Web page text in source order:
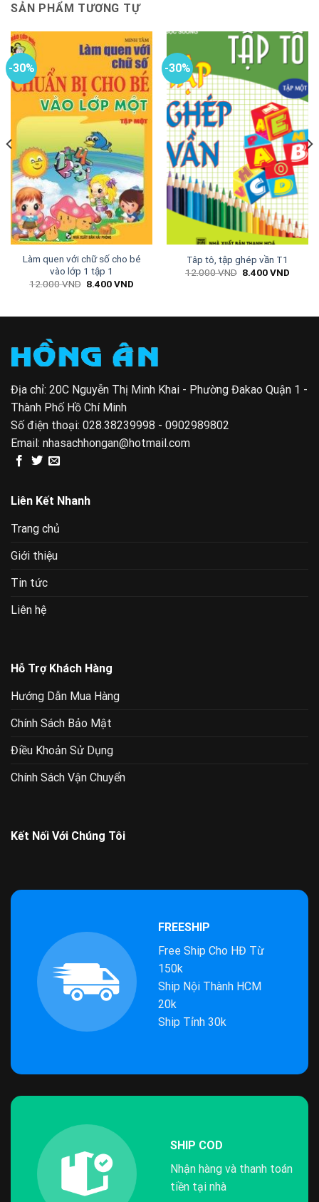
SẢN PHẨM TƯƠNG TỰ
-30%
Làm quen với chữ số cho bé
vào lớp 1 tập 1
12.000VND Giá
8.400VND
8.400 VND.
-30%
Tâp tô, tập ghép vần T1
12.000VND Giá
8.400VND
VND.
Địa chỉ: 20C Nguyễn Thị Minh Khai - Phường Đakao Quận 1 -
Thành Phố Hồ Chí Minh
Số điện thoại: 028.38239998 - 0902989802
Email: nhasachhongan@hotmail.com
Liên Kết Nhanh
Trang chủ
Giới thiệu
Tin tức
Liên hệ
Hỗ Trợ Khách Hàng
Hướng Dẫn Mua Hàng
Chính Sách Bảo Mật
Điều Khoản Sử Dụng
Chính Sách Vận Chuyển
Kết Nối Với Chúng Tôi
FREESHIP
Free Ship Cho HĐ Từ
150k
Ship Nội Thành HCM
20k
Ship Tỉnh 30k
SHIP COD
Nhận hàng và thanh toán
tiền tại nhà